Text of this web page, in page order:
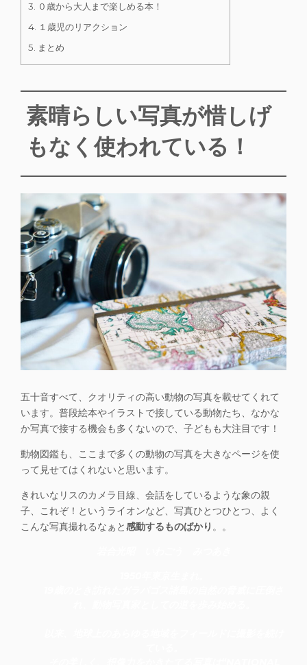
3. ０歳から大人まで楽しめる本！
4. １歳児のリアクション
5. まとめ
素晴らしい写真が惜しげ
もなく使われている！
五十音すべて、 クオリティの高い動物の写真を載せてくれて
います。普段絵本やイラストで接している動物たち、なかな
か写真で接する機会も多くないので、子どもも大注目です！
動物図鑑も、ここまで多くの動物の写真を大きなページを使
って見せてはくれないと思います。
きれいなリスのカメラ目線、会話をしているような象の親
子、これぞ！というライオンなど、写真ひとつひとつ、よく
こんな写真撮れるなぁと感動するものばかり 。。